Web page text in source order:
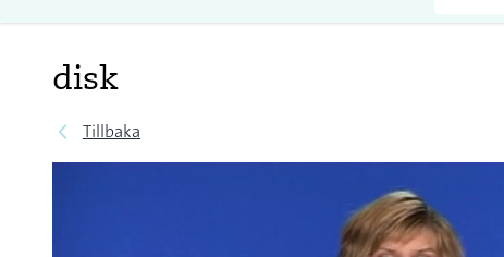
disk
Tillbaka